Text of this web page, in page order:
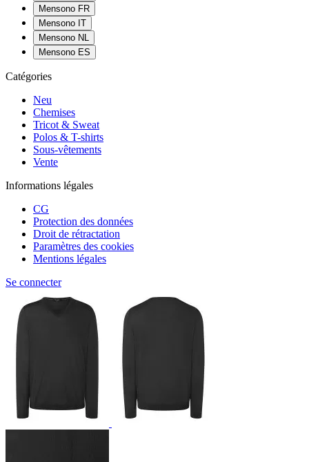
Mensono FR
Mensono IT
Mensono NL
Mensono ES
Catégories
Neu
Chemises
Tricot & Sweat
Polos & T-shirts
Sous-vêtements
Vente
Informations légales
CG
Protection des données
Droit de rétractation
Paramètres des cookies
Mentions légales
Se connecter